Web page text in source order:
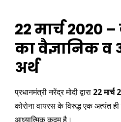
22 मार्च 2020
का वैज्ञानिक
अर्थ
प्रधानमंत्री नरेंद्र मोदी द्वारा 22 मार्च
कोरोना वायरस के विरुद्ध एक अत्यंत
आध्यात्मिक कदम है।